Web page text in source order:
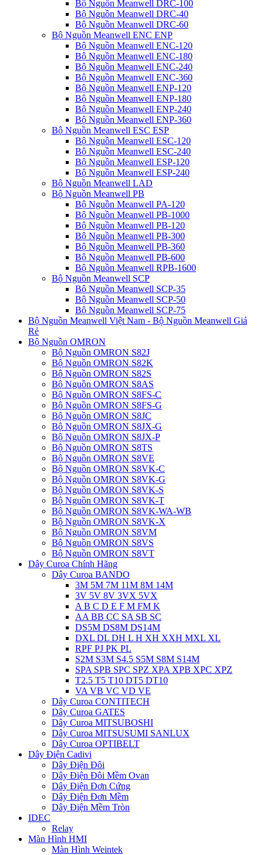
Bộ Nguồn Meanwell DRC-100
Bộ Nguồn Meanwell DRC-40
Bộ Nguồn Meanwell DRC-60
Bộ Nguồn Meanwell ENC ENP
Bộ Nguồn Meanwell ENC-120
Bộ Nguồn Meanwell ENC-180
Bộ Nguồn Meanwell ENC-240
Bộ Nguồn Meanwell ENC-360
Bộ Nguồn Meanwell ENP-120
Bộ Nguồn Meanwell ENP-180
Bộ Nguồn Meanwell ENP-240
Bộ Nguồn Meanwell ENP-360
Bộ Nguồn Meanwell ESC ESP
Bộ Nguồn Meanwell ESC-120
Bộ Nguồn Meanwell ESC-240
Bộ Nguồn Meanwell ESP-120
Bộ Nguồn Meanwell ESP-240
Bộ Nguồn Meanwell LAD
Bộ Nguồn Meanwell PB
Bộ Nguồn Meanwell PA-120
Bộ Nguồn Meanwell PB-1000
Bộ Nguồn Meanwell PB-120
Bộ Nguồn Meanwell PB-300
Bộ Nguồn Meanwell PB-360
Bộ Nguồn Meanwell PB-600
Bộ Nguồn Meanwell RPB-1600
Bộ Nguồn Meanwell SCP
Bộ Nguồn Meanwell SCP-35
Bộ Nguồn Meanwell SCP-50
Bộ Nguồn Meanwell SCP-75
Bộ Nguồn Meanwell Việt Nam - Bộ Nguồn Meanwell Giá
Rẻ
Bộ Nguồn OMRON
Bộ Nguồn OMRON S82J
Bộ Nguồn OMRON S82K
Bộ Nguồn OMRON S82S
Bộ Nguồn OMRON S8AS
Bộ Nguồn OMRON S8FS-C
Bộ Nguồn OMRON S8FS-G
Bộ Nguồn OMRON S8JC
Bộ Nguồn OMRON S8JX-G
Bộ Nguồn OMRON S8JX-P
Bộ Nguồn OMRON S8TS
Bộ Nguồn OMRON S8VE
Bộ Nguồn OMRON S8VK-C
Bộ Nguồn OMRON S8VK-G
Bộ Nguồn OMRON S8VK-S
Bộ Nguồn OMRON S8VK-T
Bộ Nguồn OMRON S8VK-WA-WB
Bộ Nguồn OMRON S8VK-X
Bộ Nguồn OMRON S8VM
Bộ Nguồn OMRON S8VS
Bộ Nguồn OMRON S8VT
Dây Curoa Chính Hãng
Dây Curoa BANDO
3M 5M 7M 11M 8M 14M
3V 5V 8V 3VX 5VX
A B C D E F M FM K
AA BB CC SA SB SC
DS5M DS8M DS14M
DXL DL DH L H XH XXH MXL XL
RPF PJ PK PL
S2M S3M S4.5 S5M S8M S14M
SPA SPB SPC SPZ XPA XPB XPC XPZ
T2.5 T5 T10 DT5 DT10
VA VB VC VD VE
Dây Curoa CONTITECH
Dây Curoa GATES
Dây Curoa MITSUBOSHI
Dây Curoa MITSUSUMI SANLUX
Dây Curoa OPTIBELT
Dây Điện Cadivi
Dây Điện Đôi
Dây Điện Đôi Mềm Ovan
Dây Điện Đơn Cứng
Dây Điện Đơn Mềm
Dây Điện Mềm Tròn
IDEC
Relay
Màn Hình HMI
Màn Hình Weintek